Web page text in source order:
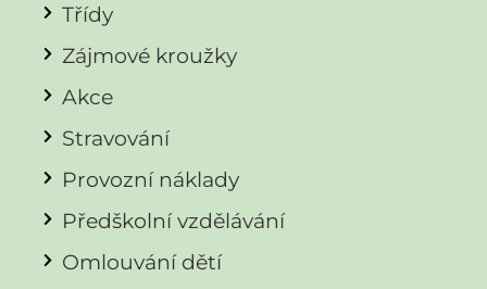
Třídy
Zájmové kroužky
Akce
Stravování
Provozní náklady
Předškolní vzdělávání
Omlouvání dětí